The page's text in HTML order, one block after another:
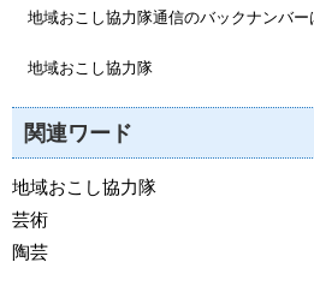
地域おこし協力隊通信のバックナンバー
地域おこし協力隊
関連ワード
地域おこし協力隊
芸術
陶芸